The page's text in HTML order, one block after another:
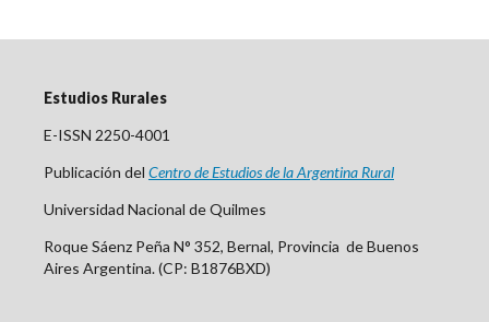
Estudios Rurales
E-ISSN 2250-4001
Publicación del Centrode Estudios de la Argentina Rural
Universidad Nacional de Quilmes
Roque Sáenz Peña N° 352, Bernal, Provincia de Buenos
Aires Argentina. (CP: B1876BXD)